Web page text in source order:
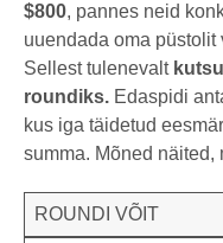
$800, pannes neid
uuendada oma püstolit
Sellest tulenevalt
roundiks. Edaspidi
kus iga täidetud
summa. Mõned näited,
ROUNDI VÕIT